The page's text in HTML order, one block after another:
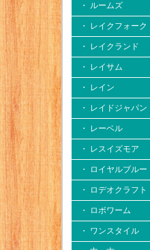
・ ルームズ
・ レイクフォーク
・ レイクランド
・ レイサム
・ レイン
・ レイドジャパン
・ レーベル
・ レスイズモア
・ ロイヤルブルー
・ ロデオクラフト
・ ロボワーム
・ ワンスタイル